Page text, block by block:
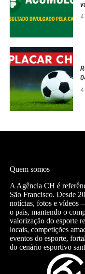
4
4
Quem somos
A Agência CH é
São Francisco. Desde
notícias, fotos e vídeos
o país, mantendo o
valorização do esporte
locais, competições
eventos do esporte,
do cenário esportivo